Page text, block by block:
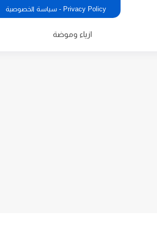
Privacy Policy - سياسة الخصوصية
ازياء وموضة